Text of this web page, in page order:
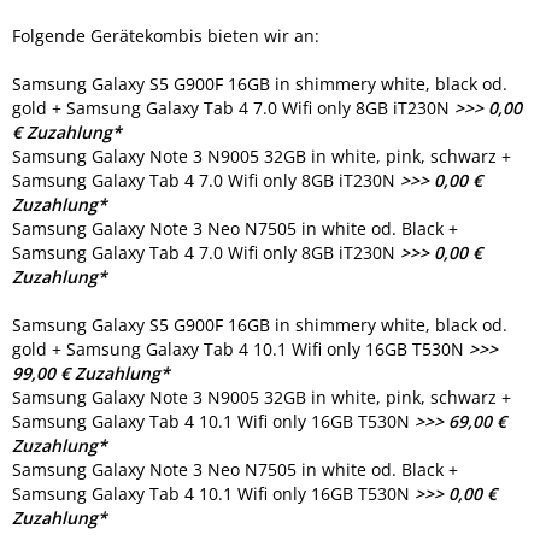
Folgende Gerätekombis bieten wir an:
Samsung Galaxy S5 G900F 16GB in shimmery white, black od.
gold + Samsung Galaxy Tab 4 7.0 Wifi only 8GB iT230N >>> 0,00
€ Zuzahlung*
Samsung Galaxy Note 3 N9005 32GB in white, pink, schwarz +
Samsung Galaxy Tab 4 7.0 Wifi only 8GB iT230N >>> 0,00 €
Zuzahlung*
Samsung Galaxy Note 3 Neo N7505 in white od. Black +
Samsung Galaxy Tab 4 7.0 Wifi only 8GB iT230N >>> 0,00 €
Zuzahlung*
Samsung Galaxy S5 G900F 16GB in shimmery white, black od.
gold + Samsung Galaxy Tab 4 10.1 Wifi only 16GB T530N >>>
99,00 € Zuzahlung*
Samsung Galaxy Note 3 N9005 32GB in white, pink, schwarz +
Samsung Galaxy Tab 4 10.1 Wifi only 16GB T530N >>> 69,00 €
Zuzahlung*
Samsung Galaxy Note 3 Neo N7505 in white od. Black +
Samsung Galaxy Tab 4 10.1 Wifi only 16GB T530N >>> 0,00 €
Zuzahlung*